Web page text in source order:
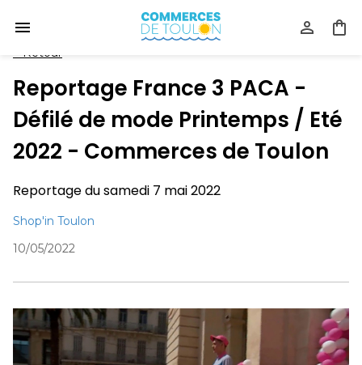
Retour
Reportage France 3 PACA -
Défilé de mode Printemps / Eté
2022 - Commerces de Toulon
Reportage du samedi 7 mai 2022
Shop'in Toulon
10/05/2022